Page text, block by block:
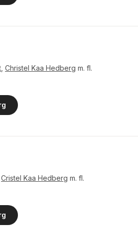
Christel Kaa Hedberg m. fl.
Cristel Kaa Hedberg m. fl.